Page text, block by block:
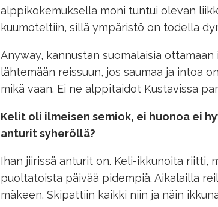
alppikokemuksella moni tuntui olevan
kuumoteltiin, sillä ympäristö on todella
Anyway, kannustan suomalaisia
lähtemään reissuun, jos saumaa ja intoa
mikä vaan. Ei ne alppitaidot Kustavissa
Kelit oli ilmeisen semiok, ei huonoa ei
anturit syheröllä?
Ihan jiirissä anturit on. Keli-ikkunoita riitti,
puoltatoista päivää pidempiä. Aikalailla
mäkeen. Skipattiin kaikki niin ja näin